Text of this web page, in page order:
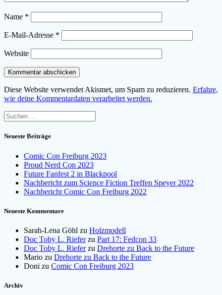
Name *
E-Mail-Adresse *
Website
Diese Website verwendet Akismet, um Spam zu reduzieren. Erfahre,
wie deine Kommentardaten verarbeitet werden.
Suchen
nach:
Neueste Beiträge
Comic Con Freiburg 2023
Proud Nerd Con 2023
Future Fanfest 2 in Blackpool
Nachbericht zum Science Fiction Treffen Speyer 2022
Nachbericht Comic Con Freiburg 2022
Neueste Kommentare
Sarah-Lena Göhl zu Holzmodell
Doc Toby L. Rieferzu Part 17: Fedcon 33
Doc Toby L. Rieferzu Drehorte zu Back to the Future
Mario zu Drehorte zu Back to the Future
Doni zu Comic Con Freiburg 2023
Archiv